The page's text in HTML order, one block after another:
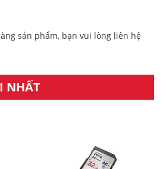
sản phẩm, bạn vui lòng liên hệ
NHẤT